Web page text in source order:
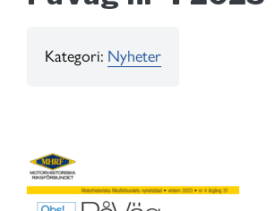
Kategori: Nyheter